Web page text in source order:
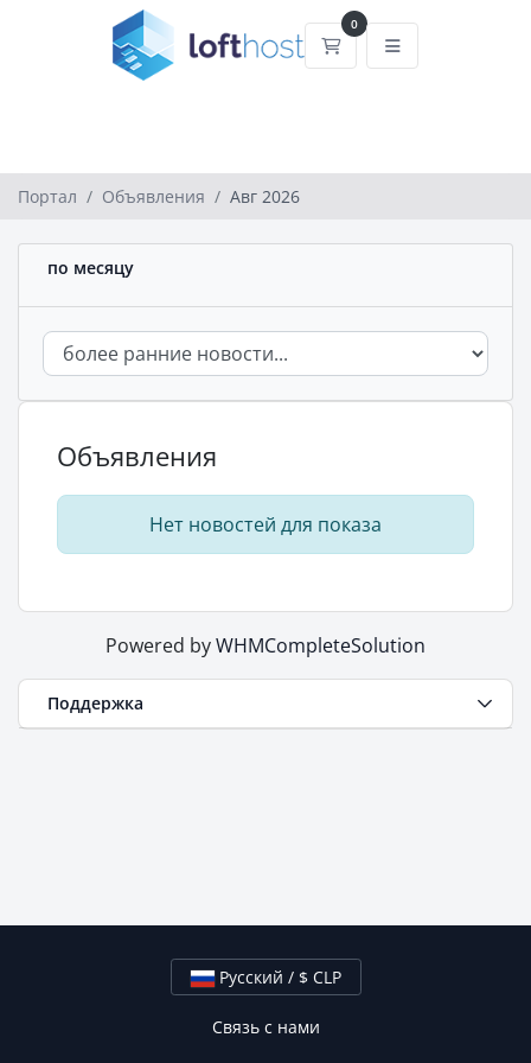
0
Корзина
Портал Объявления Авг 2026
по месяцу
Объявления
Нет новостей для показа
Powered byWHMCompleteSolution
Поддержка
Русский / $ CLP
Связь с нами